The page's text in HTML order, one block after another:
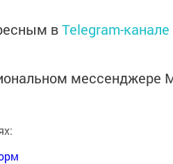
вTelegram-канале
мессенджере